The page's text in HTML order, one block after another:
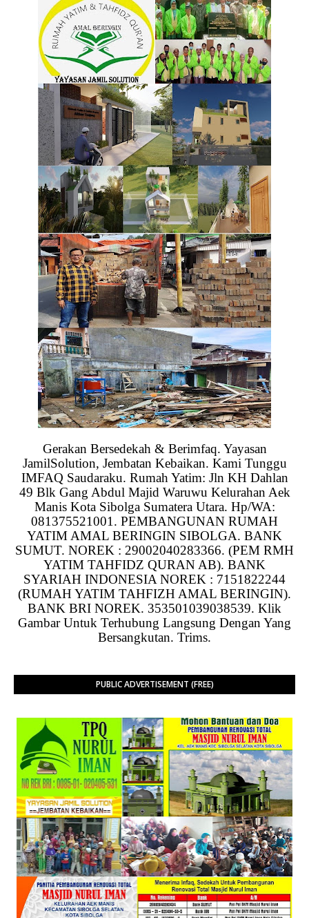
Gerakan Bersedekah & Berimfaq. Yayasan
JamilSolution, Jembatan Kebaikan. Kami Tunggu
IMFAQ Saudaraku. Rumah Yatim: Jln KH Dahlan
49 Blk Gang Abdul Majid Waruwu Kelurahan Aek
Manis Kota Sibolga Sumatera Utara. Hp/WA:
081375521001. PEMBANGUNAN RUMAH
YATIM AMAL BERINGIN SIBOLGA. BANK
SUMUT. NOREK : 29002040283366. (PEM RMH
YATIM TAHFIDZ QURAN AB). BANK
SYARIAH INDONESIA NOREK : 7151822244
(RUMAH YATIM TAHFIZH AMAL BERINGIN).
BANK BRI NOREK. 353501039038539. Klik
Gambar Untuk Terhubung Langsung Dengan Yang
Bersangkutan. Trims.
PUBLIC ADVERTISEMENT (FREE)